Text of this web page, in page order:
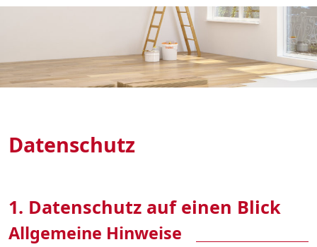
Datenschutz
1. Datenschutz auf einen Blick
Allgemeine Hinweise